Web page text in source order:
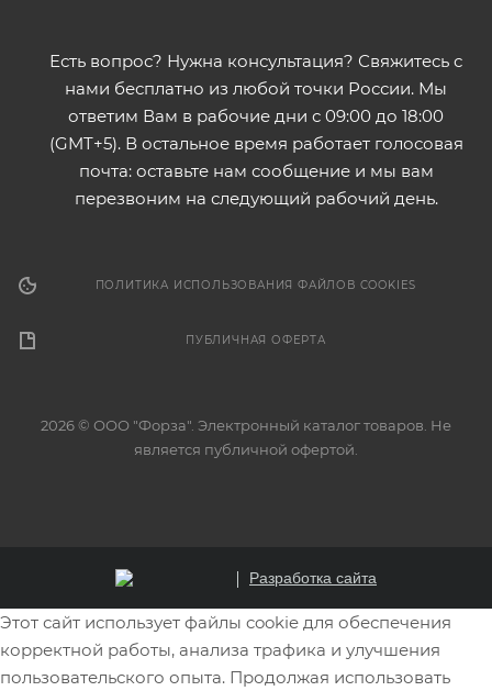
Есть вопрос? Нужна консультация? Свяжитесь с
нами бесплатно из любой точки России. Мы
ответим Вам в рабочие дни с 09:00 до 18:00
(GMT+5). В остальное время работает голосовая
почта: оставьте нам сообщение и мы вам
перезвоним на следующий рабочий день.
ПОЛИТИКА ИСПОЛЬЗОВАНИЯ ФАЙЛОВ COOKIES
ПУБЛИЧНАЯ ОФЕРТА
2026 © ООО "Форза". Электронный каталог товаров. Не
является публичной офертой.
Разработка сайта
Этот сайт использует файлы cookie для обеспечения
корректной работы, анализа трафика и улучшения
пользовательского опыта. Продолжая использовать